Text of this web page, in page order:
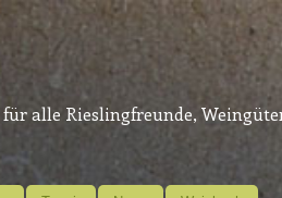
alle Rieslingfreunde,